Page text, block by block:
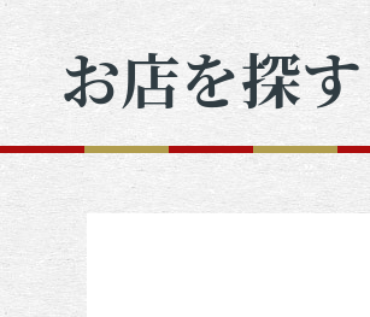
お店を探す